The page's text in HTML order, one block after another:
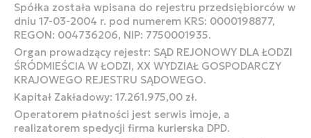
Spółka została wpisana do rejestru przedsiębiorców w
dniu 17-03-2004 r. pod numerem KRS: 0000198877,
REGON: 004736206, NIP: 7750001935.
Organ prowadzący rejestr: SĄD REJONOWY DLA ŁODZI
ŚRÓDMIEŚCIA W ŁODZI, XX WYDZIAŁ GOSPODARCZY
KRAJOWEGO REJESTRU SĄDOWEGO.
Kapitał Zakładowy: 17.261.975,00 zł.
Operatorem płatności jest serwis imoje, a
realizatorem spedycji firma kurierska DPD.